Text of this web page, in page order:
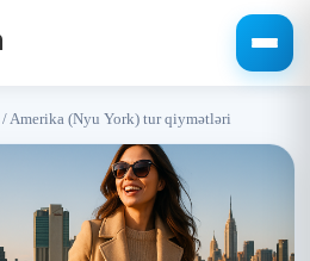
/Amerika (Nyu York) tur qiymətləri